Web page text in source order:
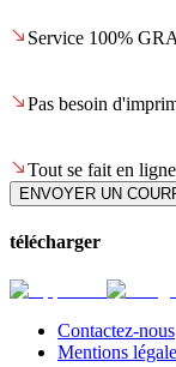
Service 100%
Pas besoin
Tout se fait en
ENVOYER UN
télécharger
Contactez-nous
Mentions